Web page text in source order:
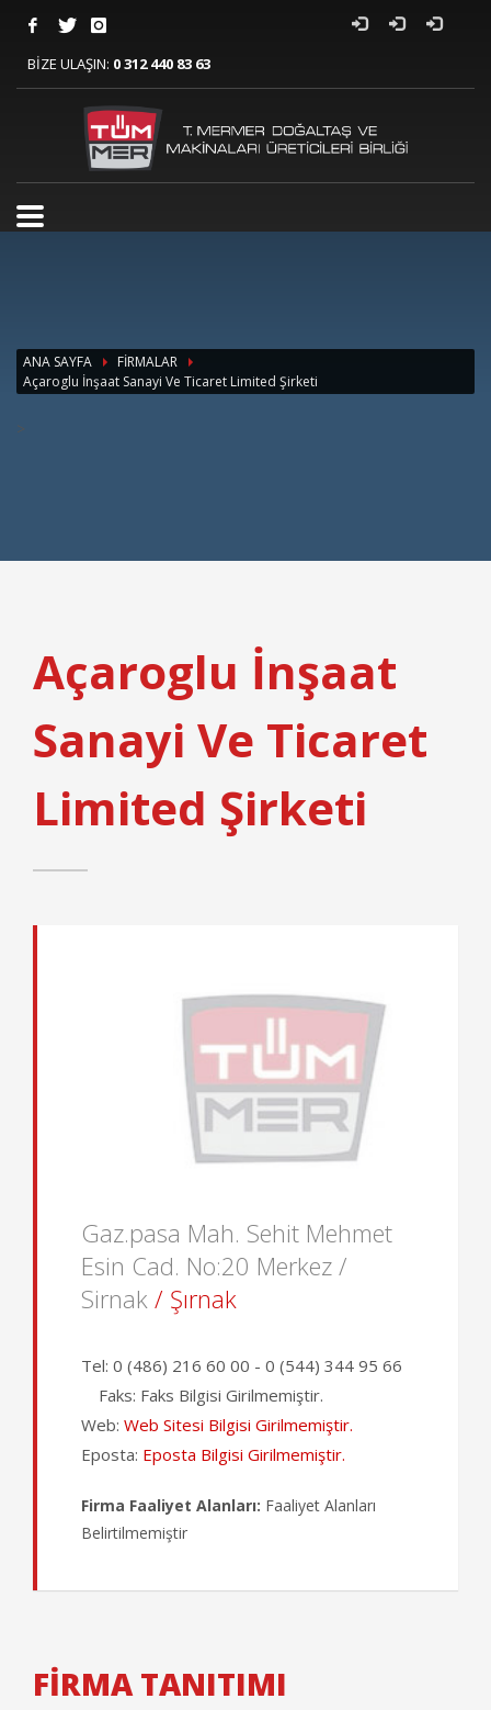
BİZE ULAŞIN: 0 312 440 83 63
ANA SAYFA
FİRMALAR
Açaroglu İnşaat Sanayi Ve Ticaret Limited Şirketi
>
Açaroglu İnşaat
Sanayi Ve Ticaret
Limited Şirketi
Gaz.pasa Mah. Sehit Mehmet
Esin Cad. No:20 Merkez /
Sirnak / Şırnak
Tel: 0 (486) 216 60 00 - 0 (544) 344 95 66
Faks: Faks Bilgisi Girilmemiştir.
Web: Web Sitesi Bilgisi Girilmemiştir.
Eposta: Eposta Bilgisi Girilmemiştir.
Firma Faaliyet Alanları: Faaliyet Alanları
Belirtilmemiştir
FİRMA TANITIMI